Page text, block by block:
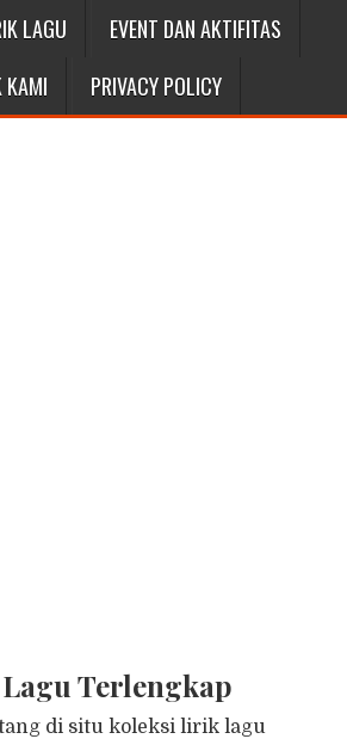
LAGU
EVENT DAN AKTIFITAS
KAMI
PRIVACY POLICY
Terlengkap
di situ koleksi lirik lagu